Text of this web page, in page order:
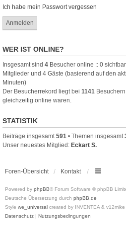
Ich habe mein Passwort vergessen
WER IST ONLINE?
Insgesamt sind 4 Besucher online :: 0
Mitglieder und 4 Gäste (basierend auf den
Minuten)
Der Besucherrekord liegt bei 1141
gleichzeitig online waren.
STATISTIK
Beiträge insgesamt591 • Themen insgesamt
Unser neuestes Mitglied: Eckart S.
Foren-Übersicht Kontakt
Powered by phpBB® Forum Software © phpBB
Deutsche Übersetzung durch phpBB.de
Style we_universal created by INVENTEA & v12mike
Datenschutz | Nutzungsbedingungen